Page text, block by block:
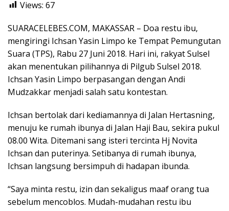
Views: 67
SUARACELEBES.COM, MAKASSAR – Doa restu ibu,
mengiringi Ichsan Yasin Limpo ke Tempat Pemungutan
Suara (TPS), Rabu 27 Juni 2018. Hari ini, rakyat Sulsel
akan menentukan pilihannya di Pilgub Sulsel 2018.
Ichsan Yasin Limpo berpasangan dengan Andi
Mudzakkar menjadi salah satu kontestan.
Ichsan bertolak dari kediamannya di Jalan Hertasning,
menuju ke rumah ibunya di Jalan Haji Bau, sekira pukul
08.00 Wita. Ditemani sang isteri tercinta Hj Novita
Ichsan dan puterinya. Setibanya di rumah ibunya,
Ichsan langsung bersimpuh di hadapan ibunda.
“Saya minta restu, izin dan sekaligus maaf orang tua
sebelum mencoblos. Mudah-mudahan restu ibu